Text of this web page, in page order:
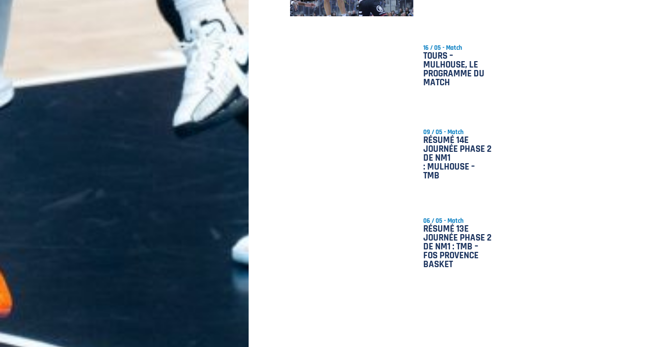
16 / 05 - Match
TOURS –
MULHOUSE, LE
PROGRAMME DU
MATCH
09 / 05 - Match
RÉSUMÉ 14E
JOURNÉE PHASE 2
DE NM1
: MULHOUSE –
TMB
06 / 05 - Match
RÉSUMÉ 13E
JOURNÉE PHASE 2
DE NM1 : TMB –
FOS PROVENCE
BASKET